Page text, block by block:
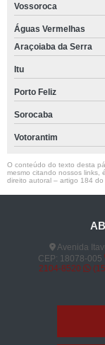
Vossoroca
Águas Vermelhas
Araçoiaba da Serra
Itu
Porto Feliz
Sorocaba
Votorantim
O conteúdo do texto desta
mesmo citando nossos links,
direito autoral – artigo 184
Avenida
CEP: 18078-005
2104-8520